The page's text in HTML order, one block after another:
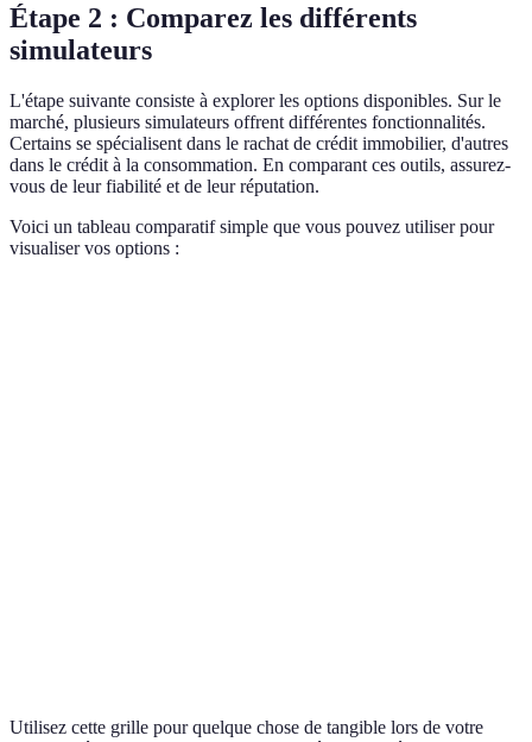
Étape 2 : Comparez les différents
simulateurs
L'étape suivante consiste à explorer les options disponibles. Sur le
marché, plusieurs simulateurs offrent différentes fonctionnalités.
Certains se spécialisent dans le rachat de crédit immobilier, d'autres
dans le crédit à la consommation. En comparant ces outils, assurez-
vous de leur fiabilité et de leur réputation.
Voici un tableau comparatif simple que vous pouvez utiliser pour
visualiser vos options :
Utilisez cette grille pour quelque chose de tangible lors de votre